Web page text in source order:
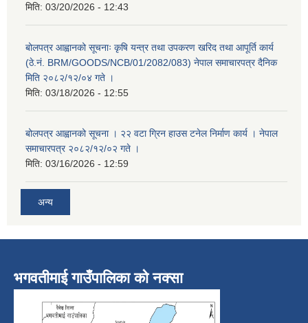
मिति: 03/20/2026 - 12:43
बोलपत्र आह्वानको सूचनाः कृषि यन्त्र तथा उपकरण खरिद तथा आपूर्ति कार्य
(ठे.नं. BRM/GOODS/NCB/01/2082/083) नेपाल समाचारपत्र दैनिक
मिति २०८२/१२/०४ गते ।
मिति: 03/18/2026 - 12:55
बोलपत्र आह्वानको सूचना । २२ वटा ग्रिन हाउस टनेल निर्माण कार्य । नेपाल
समाचारपत्र २०८२/१२/०२ गते ।
मिति: 03/16/2026 - 12:59
अन्य
भगवतीमाई गाउँपालिका को नक्सा